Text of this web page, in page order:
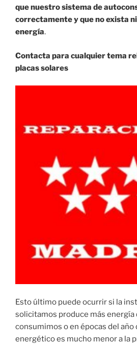
que nuestro sistema de
correctamente y que no exista
energía.
Contacta para cualquier tema
placas solares
Esto último puede ocurrir si la
solicitamos produce más energía
consumimos o en épocas del
energético es mucho menor a la